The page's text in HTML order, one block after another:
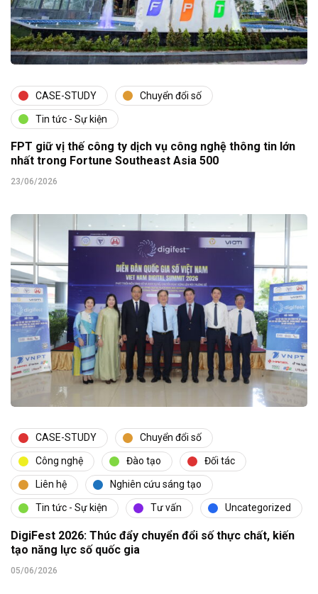
CASE-STUDY Chuyển đổi số
Tin tức - Sự kiện
FPT giữ vị thế công ty dịch vụ công nghệ thông tin lớn
nhất trong Fortune Southeast Asia 500
23/06/2026
CASE-STUDY Chuyển đổi số
Công nghệ Đào tạo Đối tác
Liên hệ Nghiên cứu sáng tạo
Tin tức - Sự kiện Tư vấn Uncategorized
DigiFest 2026: Thúc đẩy chuyển đổi số thực chất, kiến
tạo năng lực số quốc gia
05/06/2026